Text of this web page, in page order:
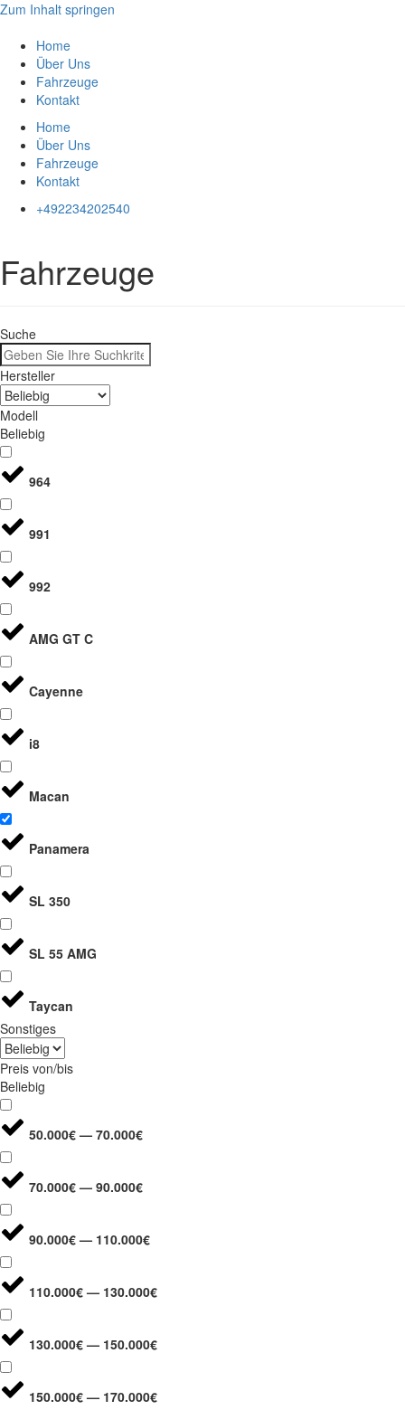
Zum Inhalt springen
Home
Über Uns
Fahrzeuge
Kontakt
Home
Über Uns
Fahrzeuge
Kontakt
+492234202540
Fahrzeuge
Suche
Hersteller
Modell
Beliebig
964
991
992
AMG GT C
Cayenne
i8
Macan
Panamera
SL 350
SL 55 AMG
Taycan
Sonstiges
Preis von/bis
Beliebig
50.000€ — 70.000€
70.000€ — 90.000€
90.000€ — 110.000€
110.000€ — 130.000€
130.000€ — 150.000€
150.000€ — 170.000€